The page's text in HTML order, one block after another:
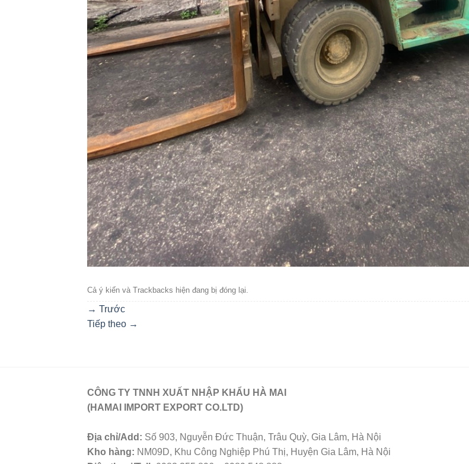
Cả ý kiến ​​và Trackbacks hiện đang bị đóng lại.
→ Trước
Tiếp theo →
CÔNG TY TNNH XUẤT NHẬP KHẨU HÀ MAI
(HAMAI IMPORT EXPORT CO.LTD)
Địa chỉ/Add: Số 903, Nguyễn Đức Thuận, Trâu Quỳ, Gia Lâm, Hà Nội
Kho hàng: NM09D, Khu Công Nghiệp Phú Thị, Huyện Gia Lâm, Hà Nội